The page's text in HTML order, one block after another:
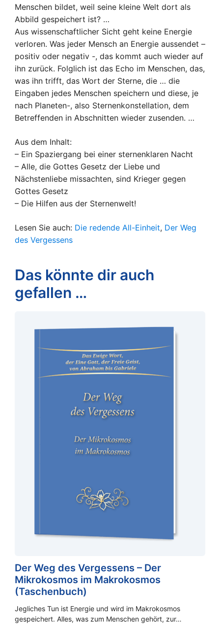
Menschen bildet, weil seine kleine Welt dort als
Abbild gespeichert ist? …
Aus wissenschaftlicher Sicht geht keine Energie
verloren. Was jeder Mensch an Energie aussendet –
positiv oder negativ -, das kommt auch wieder auf
ihn zurück. Folglich ist das Echo im Menschen, das,
was ihn trifft, das Wort der Sterne, die … die
Eingaben jedes Menschen speichern und diese, je
nach Planeten-, also Sternenkonstellation, dem
Betreffenden in Abschnitten wieder zusenden. …
Aus dem Inhalt:
– Ein Spaziergang bei einer sternenklaren Nacht
– Alle, die Gottes Gesetz der Liebe und
Nächstenliebe missachten, sind Krieger gegen
Gottes Gesetz
– Die Hilfen aus der Sternenwelt!
Lesen Sie auch: Die redende All-Einheit, Der Weg
des Vergessens
Das könnte dir auch
gefallen …
Der Weg des Vergessens – Der
Mikrokosmos im Makrokosmos
(Taschenbuch)
Jegliches Tun ist Energie und wird im Makrokosmos
gespeichert. Alles, was zum Menschen gehört, zur…